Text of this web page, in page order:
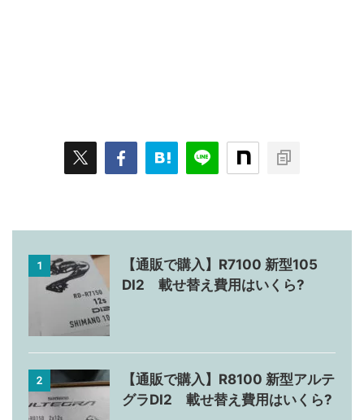
1
【通販で購入】R7100 新型105
DI2 載せ替え費用はいくら?
2
【通販で購入】R8100 新型アルテ
グラDI2 載せ替え費用はいくら?